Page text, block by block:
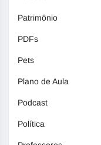
Patrimônio
PDFs
Pets
Plano de Aula
Podcast
Política